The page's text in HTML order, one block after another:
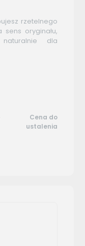
rzetelnego
oryginału,
dla
Cena do
ustalenia